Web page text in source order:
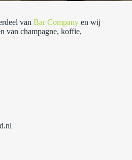
van Bar Company en wij
van champagne, koffie,